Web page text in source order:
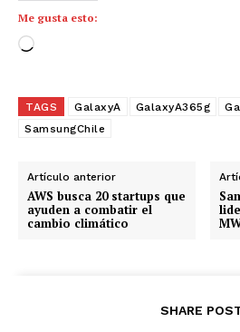
Me gusta esto:
C
g
a
d
o
.
TAGS GalaxyA GalaxyA365g
SamsungChile
Artículo anterior
AWS busca 20 startups que
ayuden a combatir el
cambio climático
SHARE